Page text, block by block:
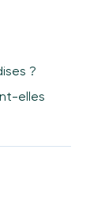
?
elles